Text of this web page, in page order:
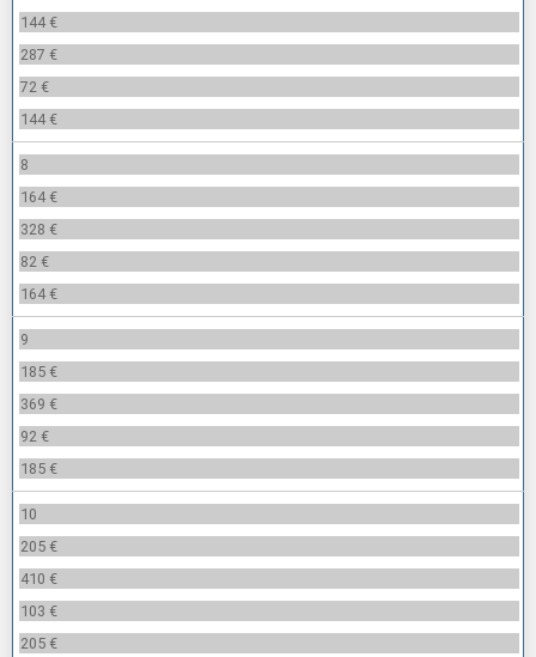
144 €
287 €
72 €
144 €
8
164 €
328 €
82 €
164 €
9
185 €
369 €
92 €
185 €
10
205 €
410 €
103 €
205 €